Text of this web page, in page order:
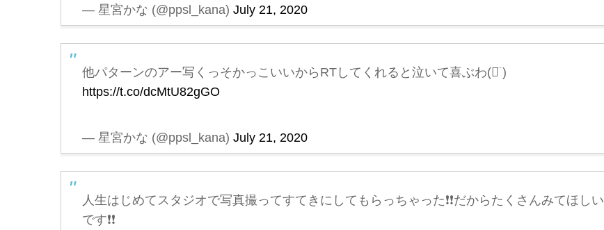
— 星宮かな (@ppsl_kana) July 21, 2020
他パターンのアー写くっそかっこいいからRTしてくれると泣いて喜ぶわ(ᯅ̈ )
https://t.co/dcMtU82gGO
— 星宮かな (@ppsl_kana) July 21, 2020
人生はじめてスタジオで写真撮ってすてきにしてもらっちゃった❗️❗️だからたくさんみてほしい
です❗️❗️